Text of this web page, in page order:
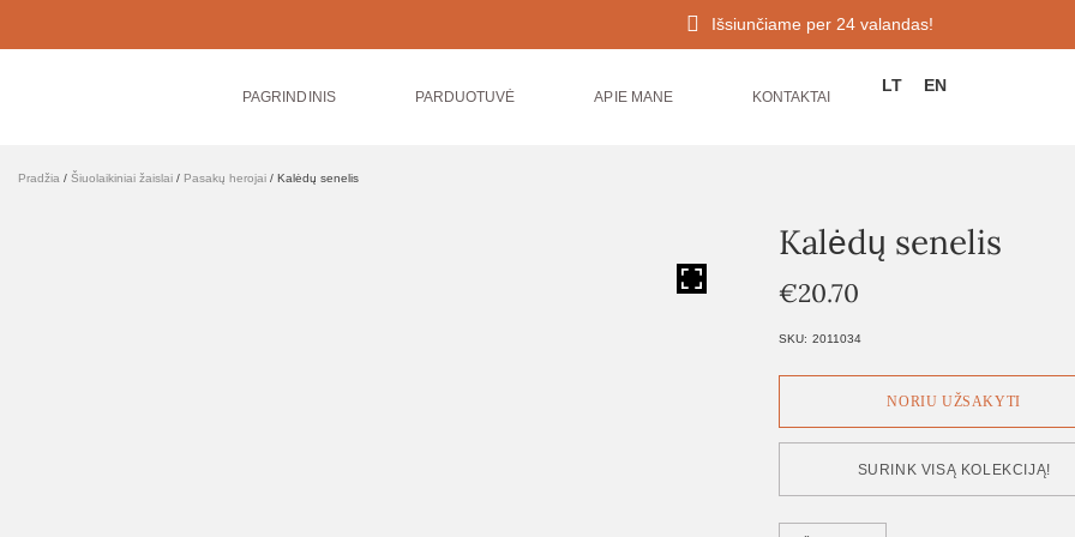
Išsiunčiame per 24 valandas!
PAGRINDINIS PARDUOTUVĖ APIE MANE KONTAKTAI
LT EN
Pradžia / Šiuolaikiniai žaislai / Pasakų herojai / Kalėdų senelis
Kalėdų senelis
€20.70
SKU: 2011034
SURINK VISĄ KOLEKCIJĄ!